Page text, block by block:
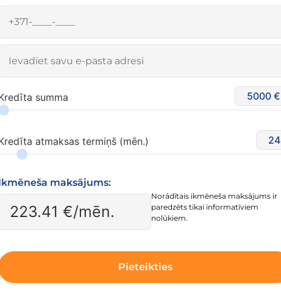
summa 5000
atmaksas termiņš (mēn.) 24
maksājums:
223.41 €/mēn.
Norādītais ikmēneša maksājums ir
paredzēts tikai informatīviem
nolūkiem.
Pieteikties